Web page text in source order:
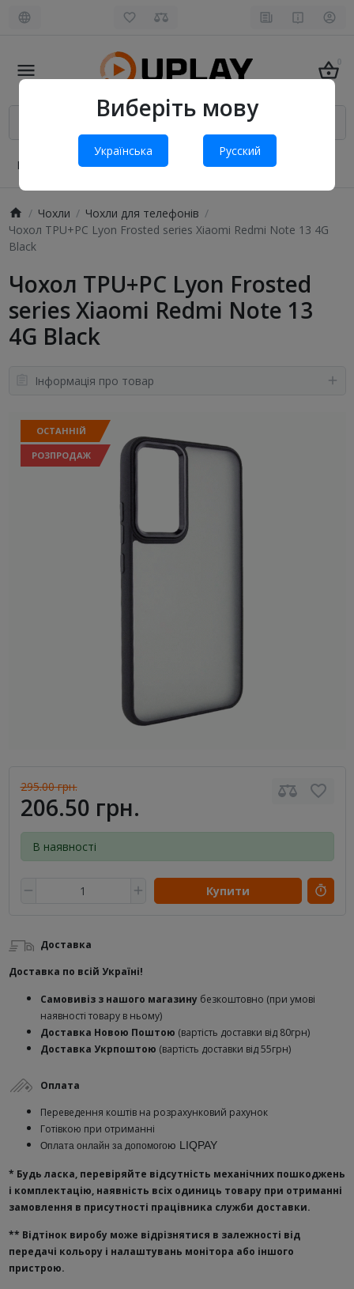
Виберіть мову
Українська Русский
0
Про нас Оплата і доставка Обмін та повернення
Чохли
Чохли для телефонів
Чохол TPU+PC Lyon Frosted series Xiaomi Redmi Note 13 4G
Black
Чохол TPU+PC Lyon Frosted
series Xiaomi Redmi Note 13
4G Black
Інформація про товар
ОСТАННІЙ
РОЗПРОДАЖ
295.00 грн.
206.50 грн.
В наявності
Купити
Доставка
Доставка по всій Україні!
Самовивіз з нашого магазину безкоштовно (при умові
наявності товару в ньому)
Доставка Новою Поштою (вартість доставки від 80грн)
Доставка Укрпоштою (вартість доставки від 55грн)
Оплата
Переведення коштів на розрахунковий рахунок
Готівкою при отриманні
Оплата онлайн за допомогою LIQPAY
* Будь ласка, перевіряйте відсутність механічних пошкоджень
і комплектацію, наявність всіх одиниць товару при отриманні
замовлення в присутності працівника служби доставки.
** Відтінок виробу може відрізнятися в залежності від
передачі кольору і налаштувань монітора або іншого
пристрою.